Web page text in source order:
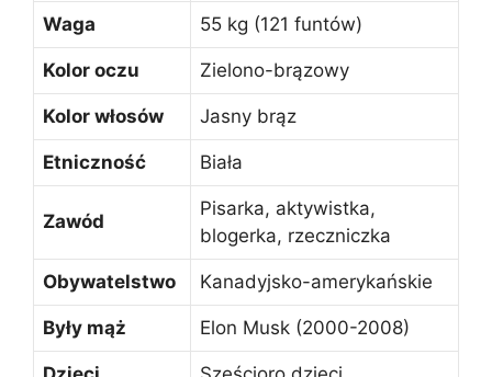
Waga 55 kg (121 funtów)
Kolor oczu Zielono-brązowy
Kolor włosów Jasny brąz
Etniczność Biała
Zawód
Pisarka, aktywistka,
blogerka, rzeczniczka
Obywatelstwo Kanadyjsko-amerykańskie
Były mąż Elon Musk (2000-2008)